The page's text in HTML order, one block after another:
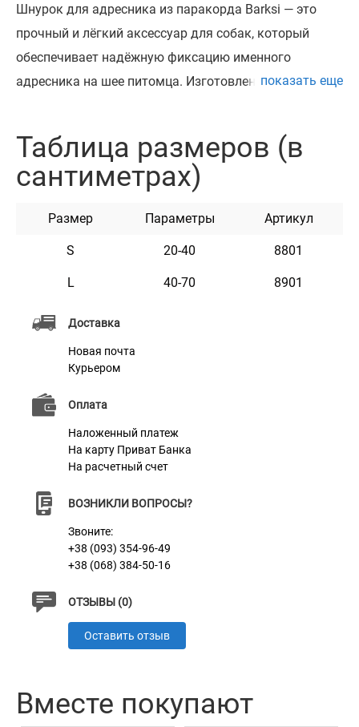
Доставка
Новая почта
Курьером
Оплата
Наложенный платеж
На карту Приват Банка
На расчетный счет
ВОЗНИКЛИ ВОПРОСЫ?
Звоните:
+38 (093) 354-96-49
+38 (068) 384-50-16
ОТЗЫВЫ (0)
Оставить отзыв
Шнурок для адресника из паракорда Barksi — это
прочный и лёгкий аксессуар для собак, который
обеспечивает надёжную фиксацию именного
адресника на шее питомца. Изготовлен из
не натирает и не доставляет дискомфорта, что
особенно важно при длительном ношении. Шнурок
разных пород. Надёжная конструкция и
универсальная длина делают его удобным решением
как для прогулок, так и для повседневного
и это ручная работа с акцентом на качество и
долговечность.
показать еще
Таблица размеров (в
сантиметрах)
Размер Параметры Артикул
S 20-40 8801
L 40-70 8901
Вместе покупают